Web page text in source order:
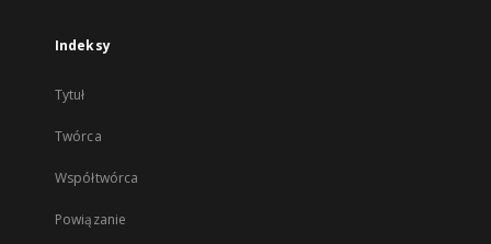
Indeksy
Tytuł
Twórca
Współtwórca
Powiązanie